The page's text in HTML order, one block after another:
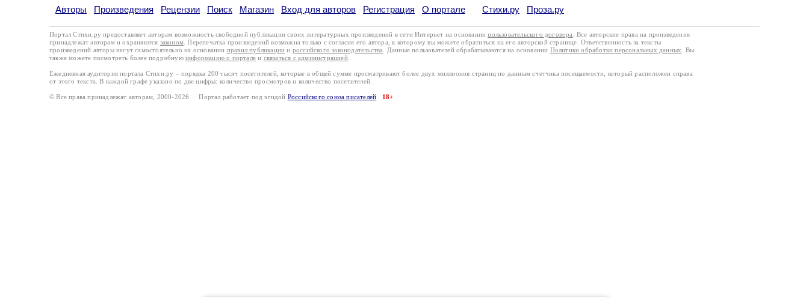
Авторы Произведения Рецензии Поиск Магазин Вход для авторов Регистрация О портале Стихи.ру Проза.ру
Портал Стихи.ру предоставляет авторам возможность свободной публикации своих литературных произведений в сети Интернет на основаниипользовательского договора
. Все авторские права на произведения
принадлежат авторам и охраняются законом . Перепечатка произведений возможна только с согласия его автора, к которому вы можете обратиться на его авторской странице. Ответственность за тексты
произведений авторы несут самостоятельно на основании правил публикации и российского законодательства . Данные пользователей обрабатываются на основании Политики обработки персональных данных
. Вы
также можете посмотреть более подробную информацию о портале и связаться с администрацией.
Ежедневная аудитория портала Стихи.ру – порядка 200 тысяч посетителей, которые в общей сумме просматривают более двух миллионов страниц по данным счетчика посещаемости, который расположен справа
от этого текста. В каждой графе указано по две цифры: количество просмотров и количество посетителей.
© Все права принадлежат авторам, 2000-2026 Портал работает под эгидой Российского союза писателей 18+